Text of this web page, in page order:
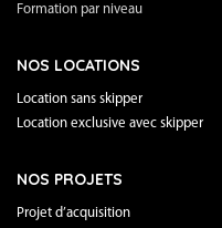
Formation par niveau
NOS LOCATIONS
Location sans skipper
Location exclusive avec skipper
NOS PROJETS
Projet d’acquisition